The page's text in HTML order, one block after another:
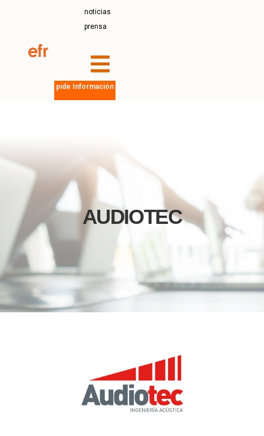
noticias
prensa
pide Información
AUDIOTEC